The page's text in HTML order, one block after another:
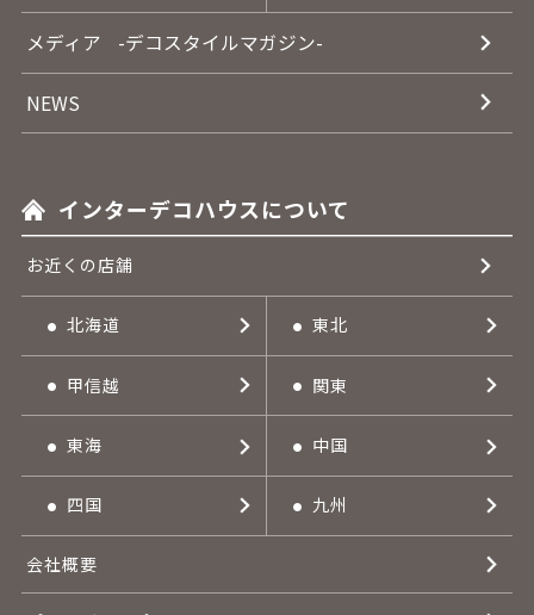
メディア -デコスタイルマガジン-
NEWS
インターデコハウスについて
お近くの店舗
北海道 東北
甲信越 関東
東海 中国
四国 九州
会社概要